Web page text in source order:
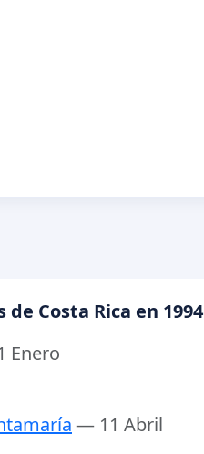
Costa Rica en 1994
Enero
— 11 Abril